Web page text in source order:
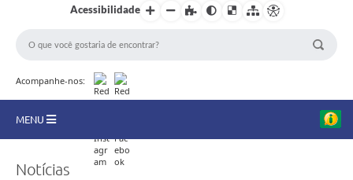
Acessibilidade
Acompanhe-nos:
MENU
Notícias